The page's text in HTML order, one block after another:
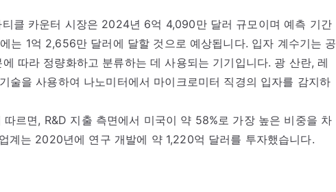
클 카운터 시장은 2024년 6억 4,090만 달러 규모이며 예측 기간
는 1억 2,656만 달러에 달할 것으로 예상됩니다. 입자 계수기는 공
따라 정량화하고 분류하는 데 사용되는 기기입니다. 광 산란, 레
술을 사용하여 나노미터에서 마이크로미터 직경의 입자를 감지하
르면, R&D 지출 측면에서 미국이 약 58%로 가장 높은 비중을 차
계는 2020년에 연구 개발에 약 1,220억 달러를 투자했습니다.